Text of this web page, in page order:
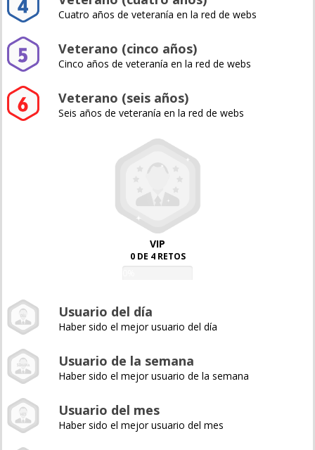
Cuatro años de veteranía en la red de webs
Veterano (cinco años)
Cinco años de veteranía en la red de webs
Veterano (seis años)
Seis años de veteranía en la red de webs
VIP
0 DE 4 RETOS
Usuario del día
Haber sido el mejor usuario del día
Usuario de la semana
Haber sido el mejor usuario de la semana
Usuario del mes
Haber sido el mejor usuario del mes